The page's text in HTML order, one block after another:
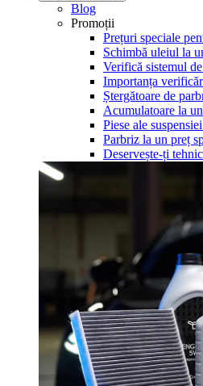
Blog
Promoții
Prețuri speciale
Schimbă uleiul la
Verifică sistemul
Importanța
Ștergătoare de
Acumulatoare la
Piese ale
Parbriz la un preț
Deservește-ți